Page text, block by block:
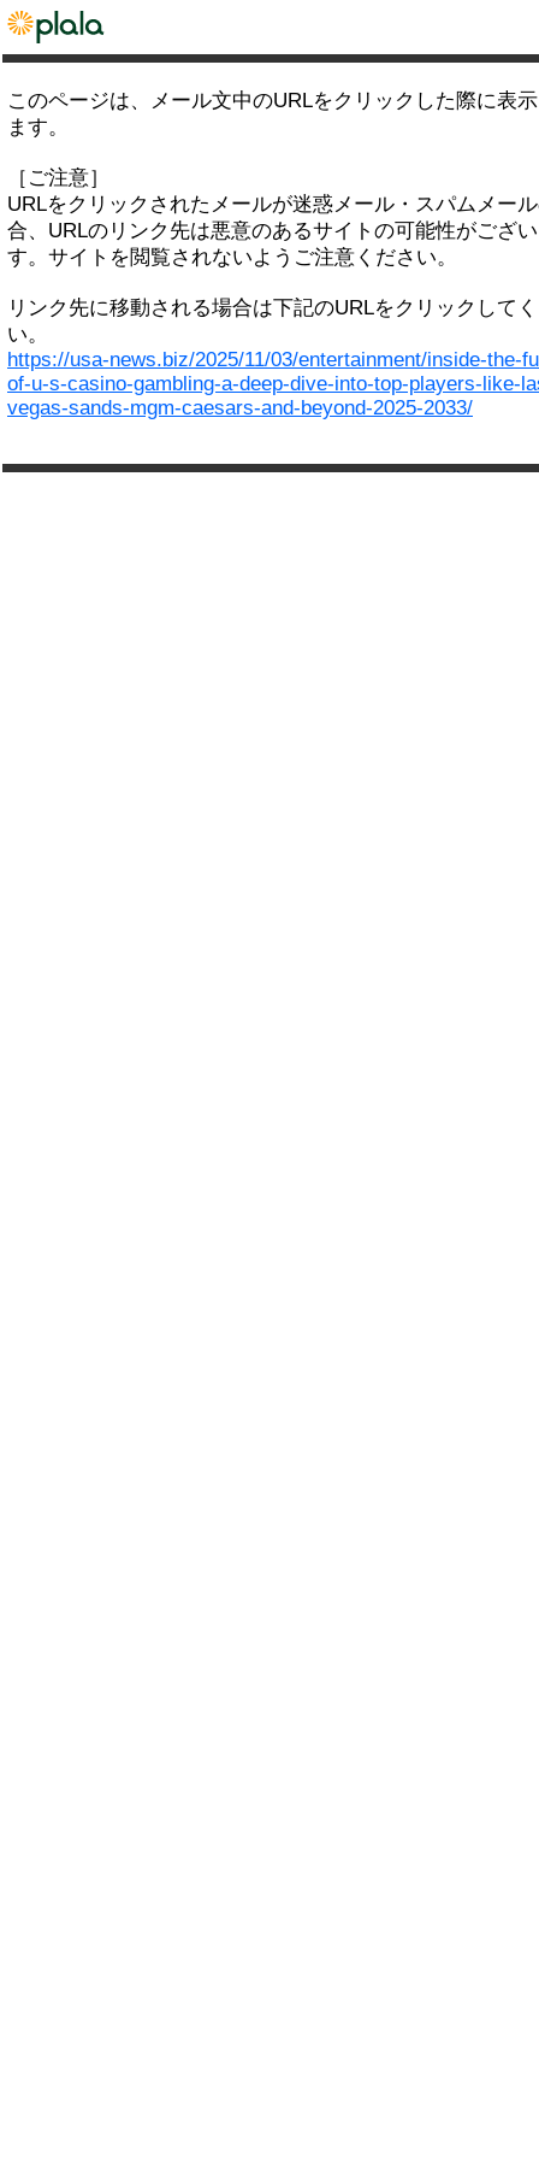
このページは、メール文中のURLをクリックした際に表
ます。
［ご注意］
URLをクリックされたメールが迷惑メール・スパムメー
合、URLのリンク先は悪意のあるサイトの可能性がござ
す。サイトを閲覧されないようご注意ください。
リンク先に移動される場合は下記のURLをクリックして
い。
https://usa-news.biz/2025/11/03/entertainment/inside-the-
of-u-s-casino-gambling-a-deep-dive-into-top-players-like-
vegas-sands-mgm-caesars-and-beyond-2025-2033/